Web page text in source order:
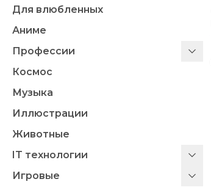
Для влюбленных
Аниме
Профессии
Космос
Музыка
Иллюстрации
Животные
IT технологии
Игровые